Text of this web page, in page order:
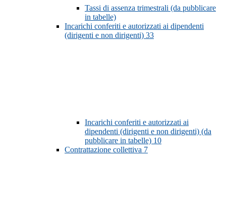
Tassi di assenza trimestrali (da pubblicare
in tabelle)
Incarichi conferiti e autorizzati ai dipendenti
(dirigenti e non dirigenti) 33
Incarichi conferiti e autorizzati ai
dipendenti (dirigenti e non dirigenti) (da
pubblicare in tabelle) 10
Contrattazione collettiva 7